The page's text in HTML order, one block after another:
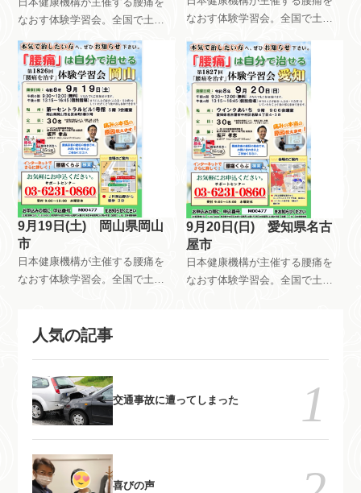
なおす体験学習会。全国で土曜
日日曜日祝日を使って、月8回以
上開催しています。午前中はだ
れが参加しても無料です。午後
は会員限定で開催しています。
自分で慢性痛を治すためのメン
テナンス方法を指導していま
す。
なおす体験学習会。全国で土曜
上開催しています。午前中はだ
れが参加しても無料です。午後
は会員限定で開催しています。
自分で慢性痛を治すためのメン
テナンス方法を指導していま
す。
9月19日(土) 岡山県岡山
市
日本健康機構が主催する腰痛を
なおす体験学習会。全国で土曜
れが参加しても無料です。午後
テナンス方法を指導していま
す。
9月20日(日) 愛知県名古
屋市
日本健康機構が主催する腰痛を
なおす体験学習会。全国で土曜
テナンス方法を指導していま
す。
人気の記事
交通事故に遭ってしまった
喜びの声